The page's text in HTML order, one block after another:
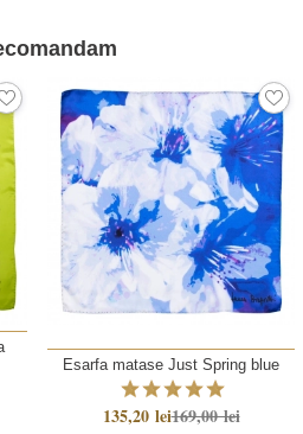
Esarfa matase Just Spring blue
135,20 lei169,00 lei